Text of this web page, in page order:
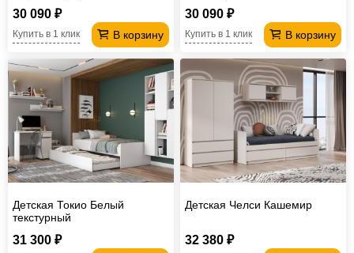
30 090 ₽
В корзину
Купить в 1 клик
30 090 ₽
В корзину
Купить в 1 клик
Детская Токио Белый
текстурный
31 300 ₽
Детская Челси Кашемир
32 380 ₽